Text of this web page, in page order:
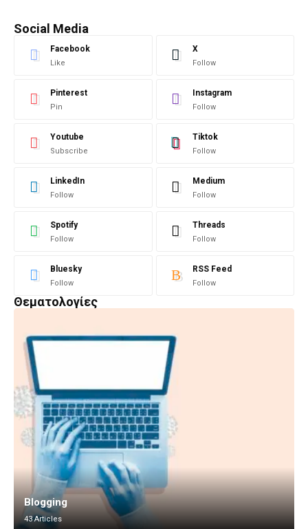
Social Media
Facebook
Like
X
Follow
Pinterest
Pin
Instagram
Follow
Youtube
Subscribe
Tiktok
Follow
LinkedIn
Follow
Medium
Follow
Spotify
Follow
Threads
Follow
Bluesky
Follow
RSS Feed
Follow
Θεματολογίες
Blogging
43 Articles